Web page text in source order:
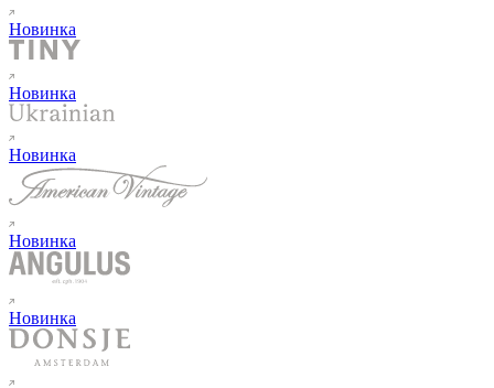
Новинка
Новинка
Новинка
Новинка
Новинка